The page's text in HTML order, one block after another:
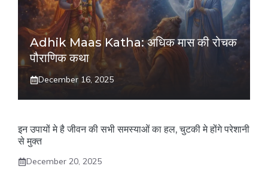
Adhik Maas Katha: अधिक मास की रोचक
पौराणिक कथा
December 16, 2025
इन उपायों मे है जीवन की सभी समस्याओं का हल, चुटकी मे होंगे परेशानी
से मुक्त
December 20, 2025